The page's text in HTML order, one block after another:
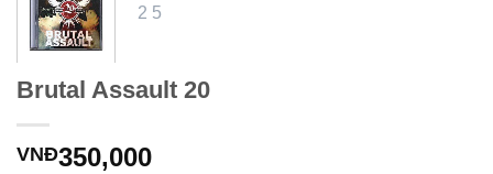
Brutal Assault 20
VNĐ350,000